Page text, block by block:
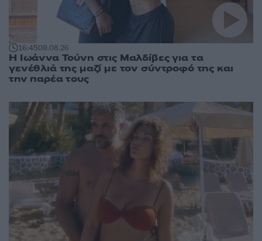
16:4509.08.26
Η Ιωάννα Τούνη στις Μαλδίβες για τα
γενέθλιά της μαζί με τον σύντροφό της και
την παρέα τους